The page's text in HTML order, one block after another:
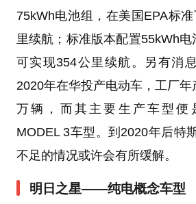
75kWh电池组，在美国EPA标
里续航；标准版本配置55kWh
可实现354公里续航。另有消
2020年在华投产电动车，工厂
万辆，而其主要生产车型便
MODEL 3车型。到2020年后特
不足的情况或许会有所缓解。
明日之星——纯电概念车型